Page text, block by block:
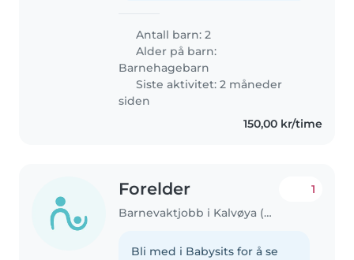
Antall barn: 2
Alder på barn:
Barnehagebarn
Siste aktivitet: 2 måneder
siden
150,00 kr/time
Forelder
Barnevaktjobb i Kalvøya (Akershus)
1
Bli med i Babysits for å se